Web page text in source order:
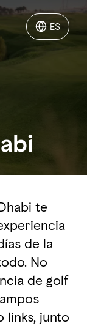
ES
ES
te
de la
No
de golf
links, junto